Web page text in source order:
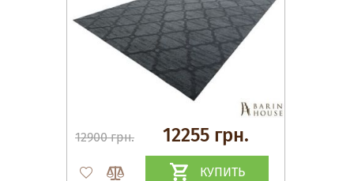
12900 грн. 12255 грн.
КУПИТЬ